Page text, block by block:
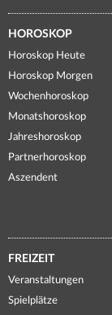
HOROSKOP
Horoskop Heute
Horoskop Morgen
Wochenhoroskop
Monatshoroskop
Jahreshoroskop
Partnerhoroskop
Aszendent
FREIZEIT
Veranstaltungen
Spielplätze